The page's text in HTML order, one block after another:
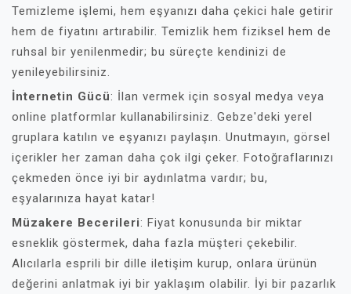
Temizleme işlemi, hem eşyanızı daha çekici hale getirir
hem de fiyatını artırabilir. Temizlik hem fiziksel hem de
ruhsal bir yenilenmedir; bu süreçte kendinizi de
yenileyebilirsiniz.
İnternetin Gücü: İlan vermek için sosyal medya veya
online platformlar kullanabilirsiniz. Gebze'deki yerel
gruplara katılın ve eşyanızı paylaşın. Unutmayın, görsel
içerikler her zaman daha çok ilgi çeker. Fotoğraflarınızı
çekmeden önce iyi bir aydınlatma vardır; bu,
eşyalarınıza hayat katar!
Müzakere Becerileri: Fiyat konusunda bir miktar
esneklik göstermek, daha fazla müşteri çekebilir.
Alıcılarla esprili bir dille iletişim kurup, onlara ürünün
değerini anlatmak iyi bir yaklaşım olabilir. İyi bir pazarlık